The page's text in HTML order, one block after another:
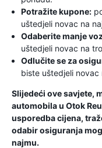
Potražite kupone:
uštedjeli novac na
Odaberite manje
uštedjeli novac na
Odlučite se za
biste uštedjeli
Slijedeći ove savjete,
automobila u Otok
usporedba cijena,
odabir osiguranja
najmu.